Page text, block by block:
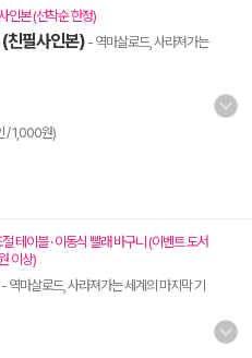
인본 (선착순 한정)
친필사인본) - 역마살로드, 사라져가는
/ 1,000원)
테이블 · 이동식 빨래 바구니 (이벤트 도서
이상)
- 역마살로드, 사라져가는 세계의 마지막 기